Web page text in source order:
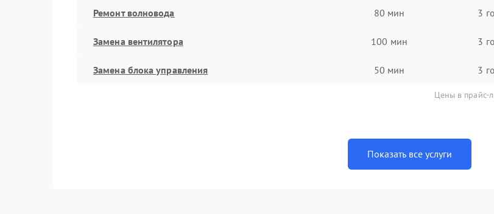
Ремонт волновода 80 мин 3
Замена вентилятора 100 мин 3
Замена блока управления 50 мин 3
Цены в прайс-
Показать все услуги